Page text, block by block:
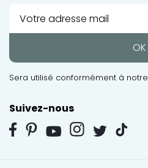
OK
Sera utilisé conformément à notre
Suivez-nous